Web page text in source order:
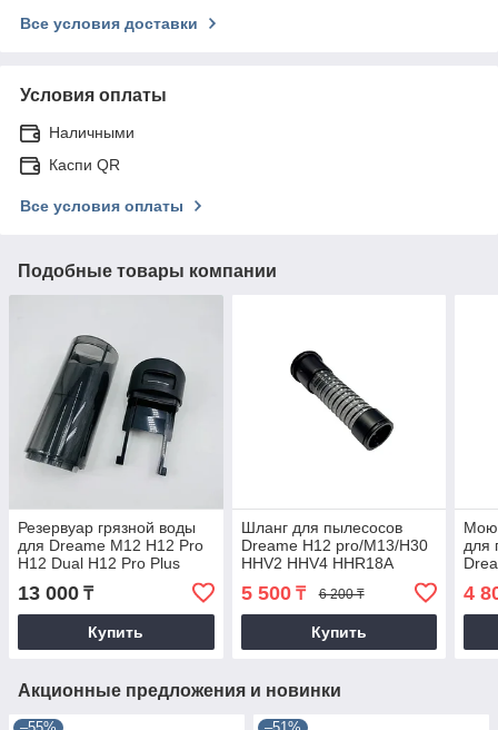
Все условия доставки
Условия оплаты
Наличными
Каспи QR
Все условия оплаты
Подобные товары компании
Резервуар грязной воды
для Dreame M12 H12 Pro
H12 Dual H12 Pro Plus
13 000 ₸
Купить
Шланг для пылесосов
Dreame H12 pro/M13/H30
HHV2 HHV4 HHR18A
HHR25A HHR25B
5 500₸ 6 200 ₸
Купить
для
4
Акционные предложения и новинки